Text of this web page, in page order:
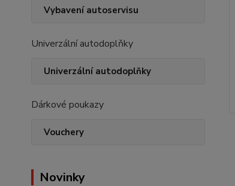
Vybavení autoservisu
Univerzální autodoplňky
Univerzální autodoplňky
Dárkové poukazy
Vouchery
Novinky